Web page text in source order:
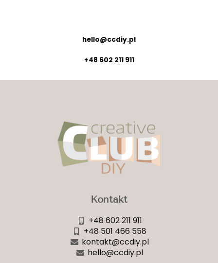
hello@ccdiy.pl
+48 602 211 911
Kontakt
+48 602 211 911
+48 501 466 558
kontakt@ccdiy.pl
hello@ccdiy.pl